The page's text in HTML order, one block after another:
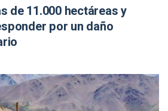
de 11.000 hectáreas y
por un daño